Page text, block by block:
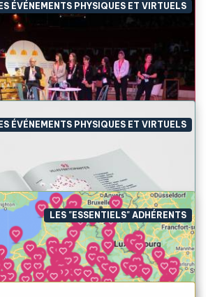
ÉVÉNEMENTS PHYSIQUES ET VIRTUELS
Rendez-Vous National
ÉVÉNEMENTS PHYSIQUES ET VIRTUELS
LES "ESSENTIELS" ADHÉRENTS